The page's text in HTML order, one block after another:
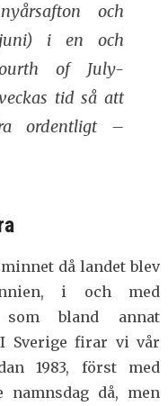
och
juni) i en och
of July-
tid så att
ordentligt –
då landet blev
i och med
som bland annat
Sverige firar vi vår
1983, först med
namnsdag då, men